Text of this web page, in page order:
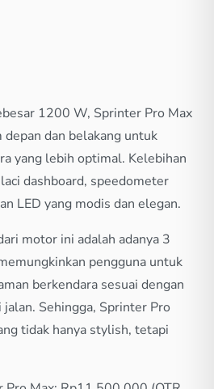
1200 W, Sprinter Pro Max
dan belakang untuk
yang lebih optimal. Kelebihan
dashboard, speedometer
LED yang modis dan elegan.
motor ini adalah adanya 3
pengguna untuk
berkendara sesuai dengan
Sehingga, Sprinter Pro
tidak hanya stylish, tetapi